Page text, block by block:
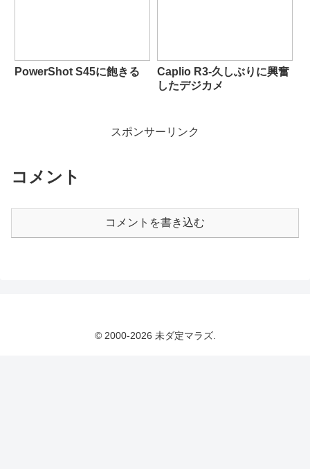
PowerShot S45に飽きる
Caplio R3-久しぶりに興奮
したデジカメ
スポンサーリンク
コメント
コメントを書き込む
© 2000-2026 未ダ定マラズ.